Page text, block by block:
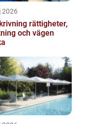
2026
rättigheter,
och vägen